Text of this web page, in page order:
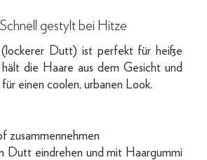
gestylt bei Hitze
Dutt) ist perfekt für heiße
die Haare aus dem Gesicht und
einen coolen, urbanen Look.
zusammennehmen
Dutt eindrehen und mit Haargummi